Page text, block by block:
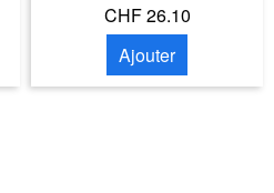
CHF 26.10
Ajouter